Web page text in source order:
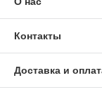
Контакты
Доставка и